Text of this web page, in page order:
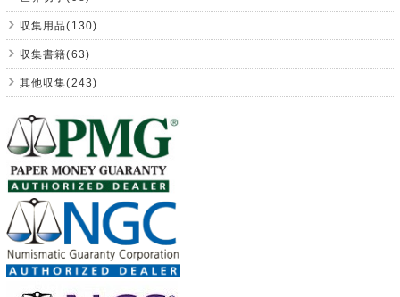
収集用品(130)
収集書籍(63)
其他収集(243)